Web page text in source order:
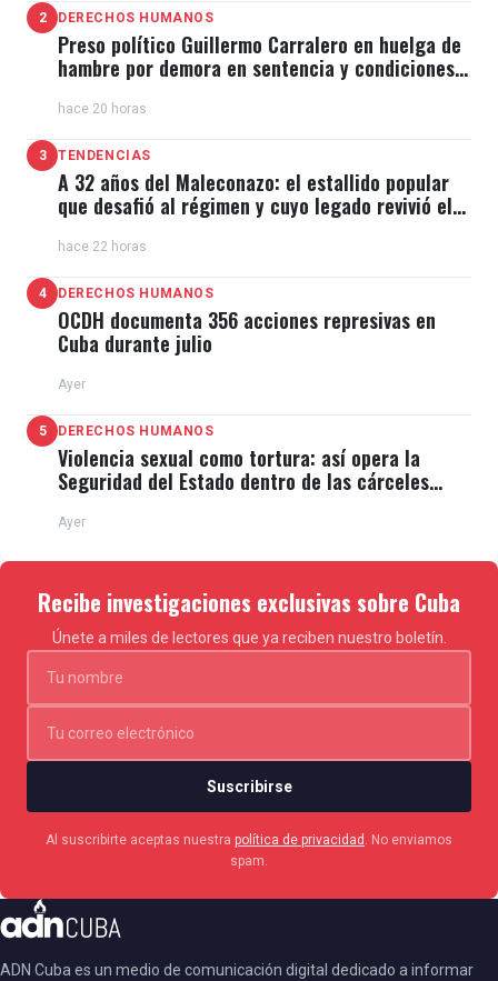
2 DERECHOS HUMANOS
Preso político Guillermo Carralero en huelga de
hambre por demora en sentencia y condiciones
hace 20 horas
3 TENDENCIAS
A 32 años del Maleconazo: el estallido popular
que desafió al régimen y cuyo legado revivió el
hace 22 horas
4 DERECHOS HUMANOS
OCDH documenta 356 acciones represivas en
Cuba durante julio
Ayer
5 DERECHOS HUMANOS
Violencia sexual como tortura: así opera la
Seguridad del Estado dentro de las cárceles
Ayer
Recibe investigaciones exclusivas sobre Cuba
Únete a miles de lectores que ya reciben nuestro boletín.
Suscribirse
Al suscribirte aceptas nuestra política de privacidad . No enviamos
spam.
ADN Cuba es un medio de comunicación digital dedicado a informar